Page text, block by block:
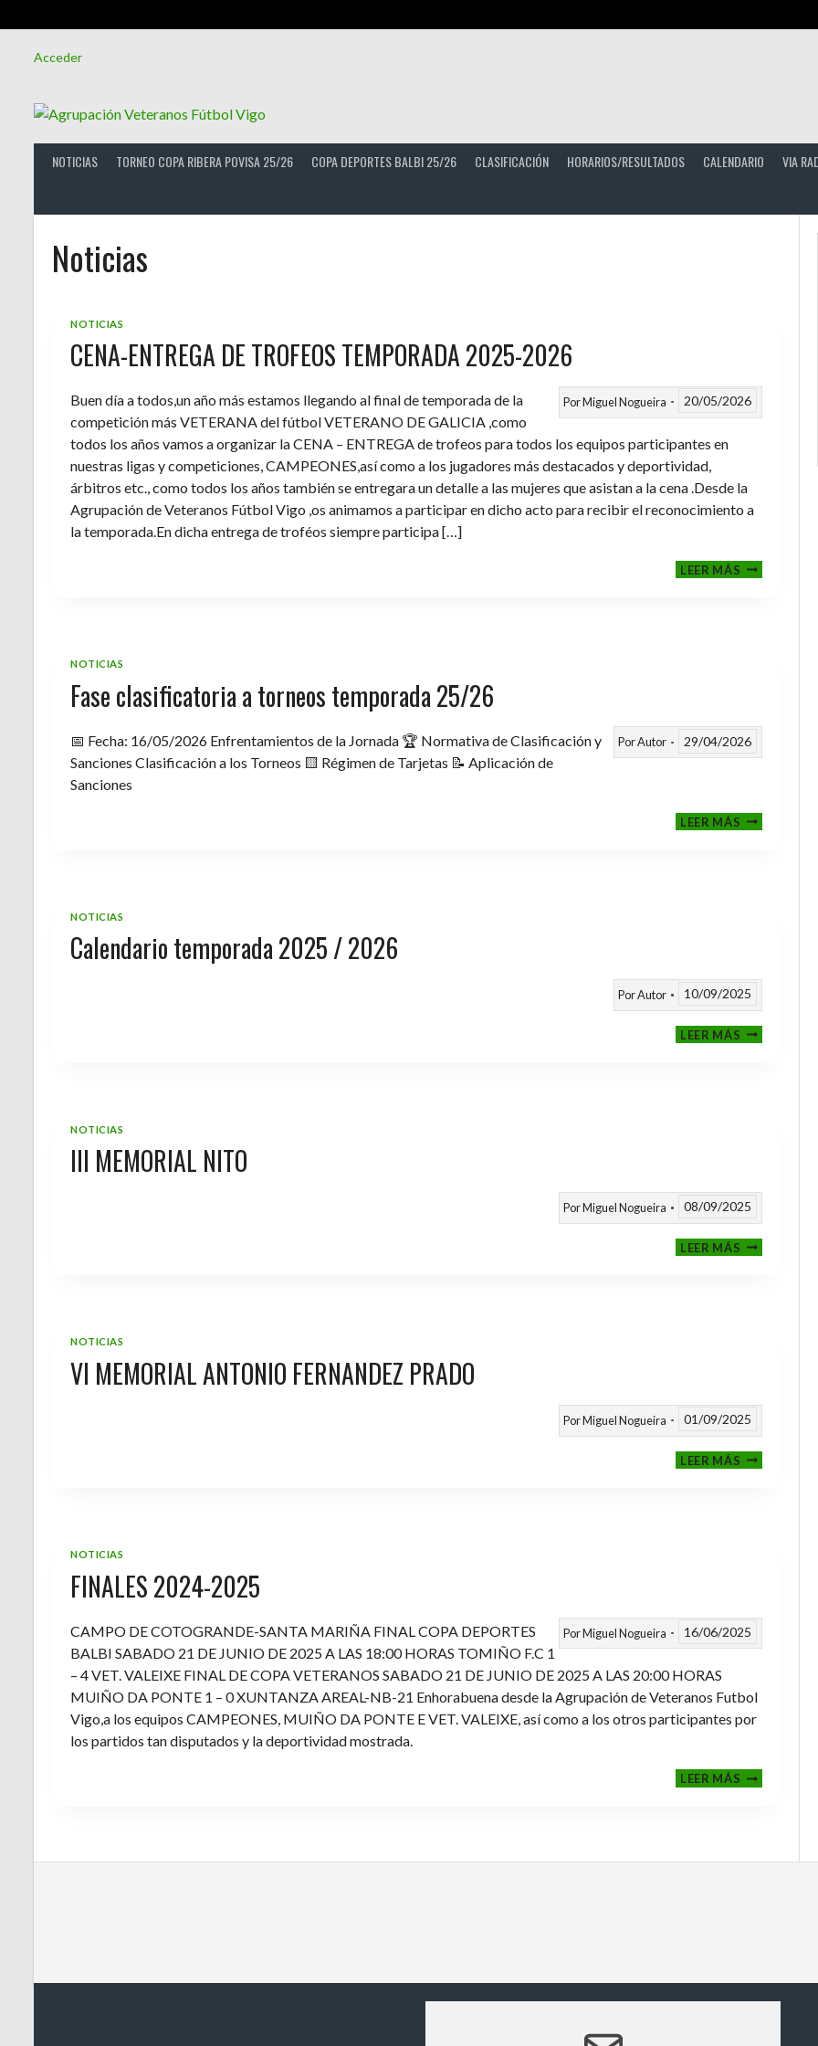
Acceder
NOTICIAS TORNEO COPA RIBERA POVISA 25/26 COPA DEPORTES BALBI 25/26 CLASIFICACIÓN HORARIOS/RESULTADOS CALENDARIO VIA
Noticias
NOTICIAS
CENA-ENTREGA DE TROFEOS TEMPORADA 2025-2026
PorMiguel Nogueira 20/05/2026
Buen día a todos,un año más estamos llegando al final de temporada de la
competición más VETERANA del fútbol VETERANO DE GALICIA ,como
todos los años vamos a organizar la CENA – ENTREGA de trofeos para todos los equipos participantes en
nuestras ligas y competiciones, CAMPEONES,así como a los jugadores más destacados y deportividad,
árbitros etc., como todos los años también se entregara un detalle a las mujeres que asistan a la cena .Desde la
Agrupación de Veteranos Fútbol Vigo ,os animamos a participar en dicho acto para recibir el reconocimiento a
la temporada.En dicha entrega de troféos siempre participa […]
LEER MÁSCENA-
ENTREGA
NOTICIAS
Fase clasificatoria a torneos temporada 25/26
PorAutor 29/04/2026
📅 Fecha: 16/05/2026 Enfrentamientos de la Jornada 🏆 Normativa de Clasificación y
Sanciones Clasificación a los Torneos 🟨 Régimen de Tarjetas 📝 Aplicación de
Sanciones
LEER MÁSFASE
NOTICIAS
Calendario temporada 2025 / 2026
PorAutor 10/09/2025
LEER MÁSCALENDARIO
TEMPORADA
NOTICIAS
III MEMORIAL NITO
PorMiguel Nogueira 08/09/2025
LEER MÁSIII
MEMORIAL
NOTICIAS
VI MEMORIAL ANTONIO FERNANDEZ PRADO
PorMiguel Nogueira 01/09/2025
LEER MÁSVI
MEMORIAL
NOTICIAS
FINALES 2024-2025
PorMiguel Nogueira 16/06/2025
CAMPO DE COTOGRANDE-SANTA MARIÑA FINAL COPA DEPORTES
BALBI SABADO 21 DE JUNIO DE 2025 A LAS 18:00 HORAS TOMIÑO F.C 1
– 4 VET. VALEIXE FINAL DE COPA VETERANOS SABADO 21 DE JUNIO DE 2025 A LAS 20:00 HORAS
MUIÑO DA PONTE 1 – 0 XUNTANZA AREAL-NB-21 Enhorabuena desde la Agrupación de Veteranos Futbol
Vigo,a los equipos CAMPEONES, MUIÑO DA PONTE E VET. VALEIXE, así como a los otros participantes por
los partidos tan disputados y la deportividad mostrada.
LEER MÁSFINALES
2024-